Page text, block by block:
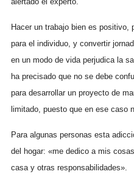
Hacer un trabajo bien es positivo,
para el individuo, y convertir
en un modo de vida perjudica la
ha precisado que no se debe
para desarrollar un proyecto de
limitado, puesto que en ese caso
Para algunas personas esta
del hogar: «me dedico a mis
casa y otras responsabilidades».